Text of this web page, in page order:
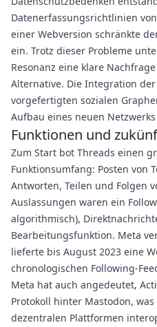
Datenerfassungsrichtlinien
einer Webversion schränkte
ein. Trotz dieser Probleme
Resonanz eine klare
Alternative. Die Integration
vorgefertigten sozialen
Aufbau eines neuen
Funktionen und
Zum Start bot Threads einen
Funktionsumfang: Posten von
Antworten, Teilen und Folgen
Auslassungen waren ein
algorithmisch),
Bearbeitungsfunktion. Meta
lieferte bis August 2023 eine
chronologischen Following-
Meta hat auch angedeutet,
Protokoll hinter Mastodon,
dezentralen Plattformen